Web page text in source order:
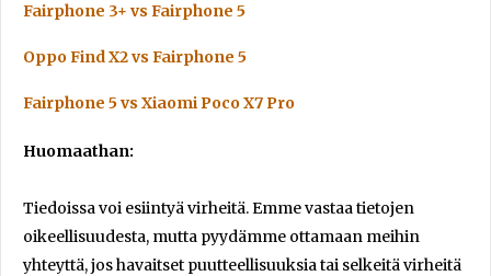
Fairphone 3+ vs Fairphone 5
Oppo Find X2 vs Fairphone 5
Fairphone 5 vs Xiaomi Poco X7 Pro
Huomaathan:
Tiedoissa voi esiintyä virheitä. Emme vastaa tietojen
oikeellisuudesta, mutta pyydämme ottamaan meihin
yhteyttä, jos havaitset puutteellisuuksia tai selkeitä virheitä